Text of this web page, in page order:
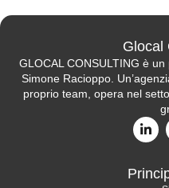
Glocal
GLOCAL CONSULTING è
Simone Racioppo.
proprio team, opera nel